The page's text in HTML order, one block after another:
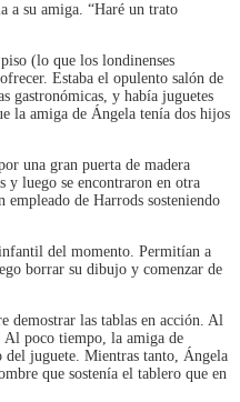
a su amiga. “Haré un trato
(lo que los londinenses
Estaba el opulento salón de
gastronómicas, y había juguetes
la amiga de Ángela tenía dos hijos
una gran puerta de madera
y luego se encontraron en otra
empleado de Harrods sosteniendo
del momento. Permitían a
borrar su dibujo y comenzar de
demostrar las tablas en acción. Al
Al poco tiempo, la amiga de
del juguete. Mientras tanto, Ángela
que sostenía el tablero que en